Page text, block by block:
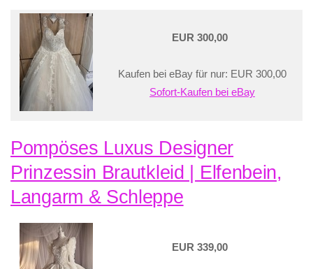
EUR 300,00
Kaufen bei eBay für nur: EUR 300,00
Sofort-Kaufen bei eBay
Pompöses Luxus Designer
Prinzessin Brautkleid | Elfenbein,
Langarm & Schleppe
EUR 339,00